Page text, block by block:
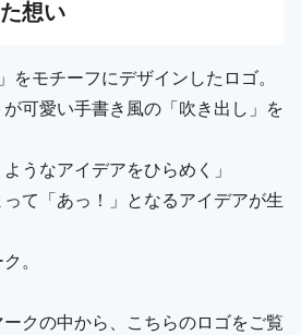
想い
をモチーフにデザインしたロゴ。
可愛い手書き風の「吹き出し」を
うなアイデアをひらめく」
って「あっ！」となるアイデアが生
。
クの中から、こちらのロゴをご覧